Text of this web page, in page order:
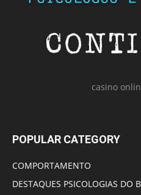
casino
POPULAR CATEGORY
COMPORTAMENTO
DESTAQUES PSICOLOGIAS DO